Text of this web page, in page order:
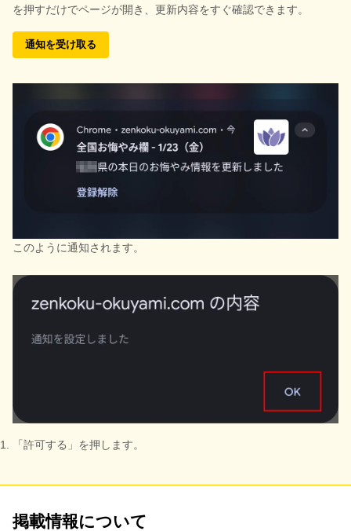
を押すだけでページが開き、更新内容をすぐ確認できます。
通知を受け取る
このように通知されます。
「許可する」を押します。
掲載情報について